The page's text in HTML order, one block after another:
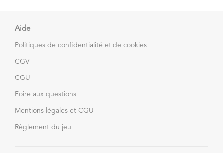
Aide
Politiques de confidentialité et de cookies
CGV
CGU
Foire aux questions
Mentions légales et CGU
Règlement du jeu